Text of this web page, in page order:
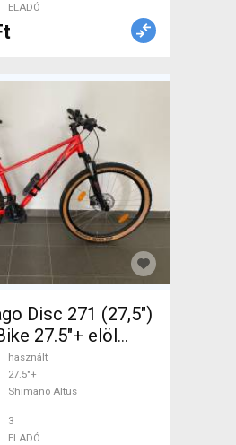
ELADÓ
Disc 271 (27,5")
27.5"+ elöl
Shimano Altus
használt
27.5"+
Shimano Altus
3
ELADÓ